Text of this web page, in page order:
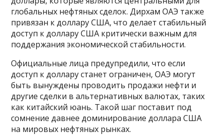
глобальных нефтяных сделок. Дирхам ОАЭ также
привязан к доллару США, что делает стабильный
доступ к доллару США критически важным для
поддержания экономической стабильности.
Официальные лица предупредили, что если
доступ к доллару станет ограничен, ОАЭ могут
быть вынуждены проводить продажи нефти и
другие сделки в альтернативных валютах, таких
как китайский юань. Такой шаг поставит под
сомнение давнее доминирование доллара США
на мировых нефтяных рынках.